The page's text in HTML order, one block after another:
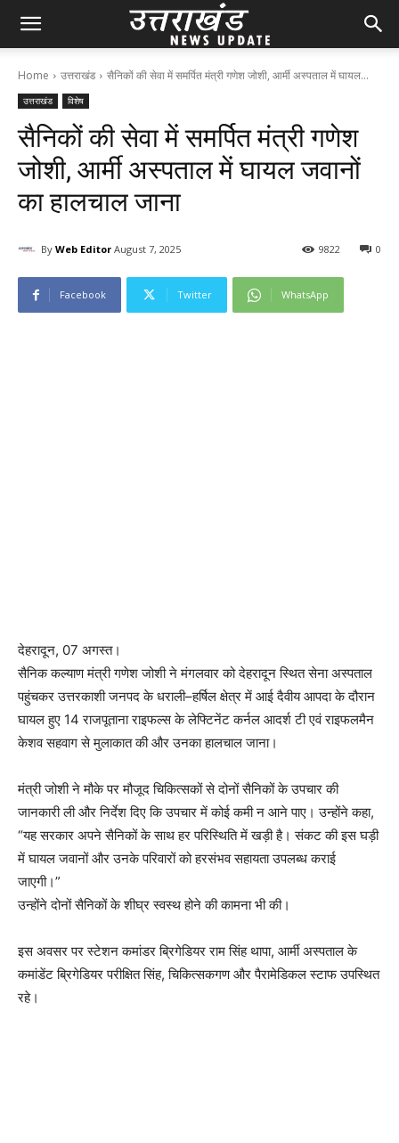
Home उत्तराखंड सैनिकों की सेवा में समर्पित मंत्री गणेश जोशी, आर्मी अस्पताल में घायल...
उत्तराखंड विशेष
सैनिकों की सेवा में समर्पित मंत्री गणेश
जोशी, आर्मी अस्पताल में घायल जवानों
का हालचाल जाना
By Web Editor August 7, 2025 0
9822
Facebook Twitter WhatsApp
देहरादून, 07 अगस्त।
सैनिक कल्याण मंत्री गणेश जोशी ने मंगलवार को देहरादून स्थित सेना अस्पताल
पहुंचकर उत्तरकाशी जनपद के धराली–हर्षिल क्षेत्र में आई दैवीय आपदा के दौरान
घायल हुए 14 राजपूताना राइफल्स के लेफ्टिनेंट कर्नल आदर्श टी एवं राइफलमैन
केशव सहवाग से मुलाकात की और उनका हालचाल जाना।
मंत्री जोशी ने मौके पर मौजूद चिकित्सकों से दोनों सैनिकों के उपचार की
जानकारी ली और निर्देश दिए कि उपचार में कोई कमी न आने पाए। उन्होंने कहा,
“यह सरकार अपने सैनिकों के साथ हर परिस्थिति में खड़ी है। संकट की इस घड़ी
में घायल जवानों और उनके परिवारों को हरसंभव सहायता उपलब्ध कराई
जाएगी।”
उन्होंने दोनों सैनिकों के शीघ्र स्वस्थ होने की कामना भी की।
इस अवसर पर स्टेशन कमांडर ब्रिगेडियर राम सिंह थापा, आर्मी अस्पताल के
कमांडेंट ब्रिगेडियर परीक्षित सिंह, चिकित्सकगण और पैरामेडिकल स्टाफ उपस्थित
रहे।